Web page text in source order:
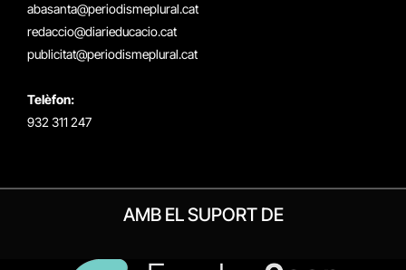
abasanta@periodismeplural.cat
redaccio@diarieducacio.cat
publicitat@periodismeplural.cat
Telèfon:
932 311 247
AMB EL SUPORT DE